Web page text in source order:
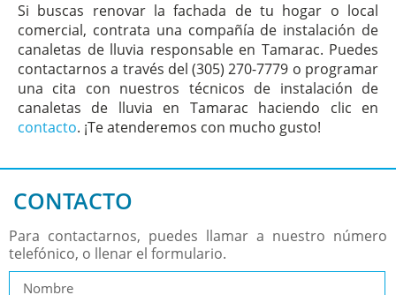
Si buscas renovar la fachada de tu hogar o local
comercial, contrata una compañía de instalación de
canaletas de lluvia responsable en Tamarac. Puedes
contactarnos a través del (305) 270-7779 o programar
una cita con nuestros técnicos de instalación de
canaletas de lluvia en Tamarac haciendo clic en
contacto. ¡Te atenderemos con mucho gusto!
CONTACTO
Para contactarnos, puedes llamar a nuestro número
telefónico, o llenar el formulario.